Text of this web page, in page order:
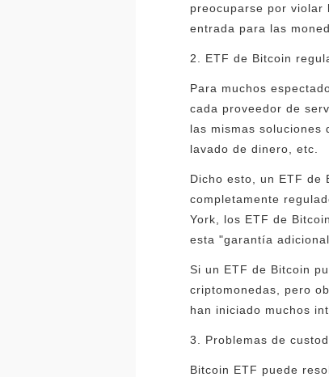
preocuparse por violar
entrada para las
2. ETF de Bitcoin
Para muchos
cada proveedor de
las mismas
lavado de dinero, etc.
Dicho esto, un ETF de
completamente
York, los ETF de
esta "garantía
Si un ETF de Bitcoin
criptomonedas, pero
han iniciado muchos
3. Problemas de
Bitcoin ETF puede